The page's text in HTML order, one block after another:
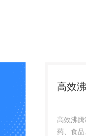
高效
高效沸
药、食